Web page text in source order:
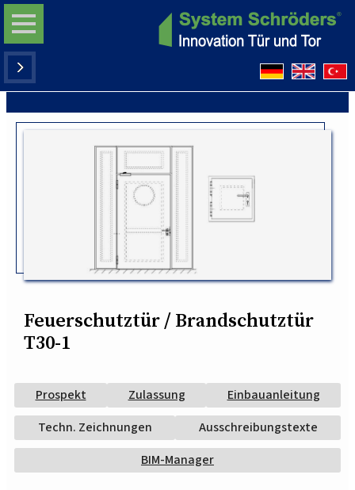
Feuerschutztür / Brandschutztür
T30-1
Prospekt Zulassung
Einbauanleitung
Techn. Zeichnungen
Ausschreibungstexte
BIM-Manager